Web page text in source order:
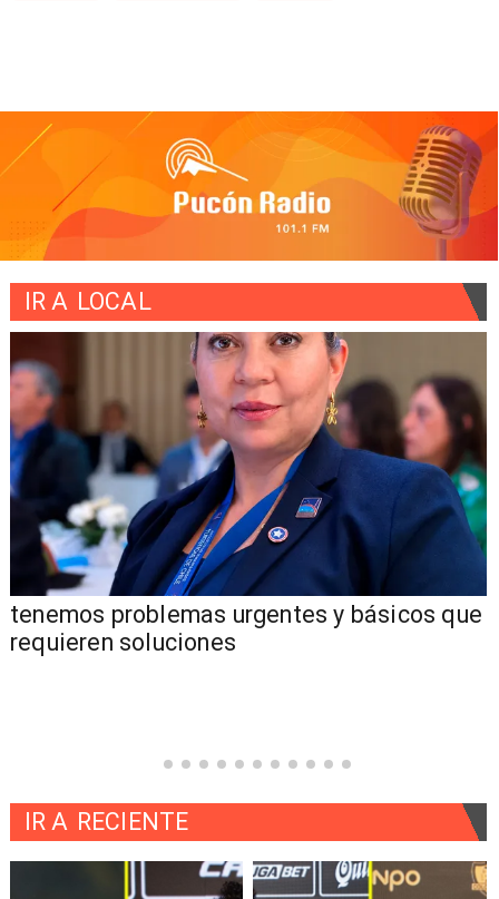
IR A LOCAL
tenemos problemas urgentes y básicos que
requieren soluciones
IR A RECIENTE